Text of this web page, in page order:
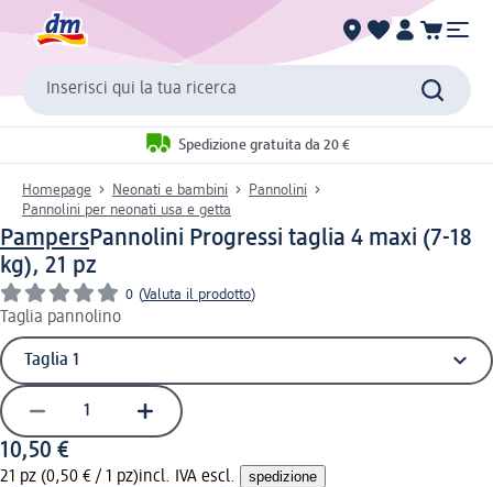
Inserisci qui la tua ricerca
Spedizione gratuita da 20 €
Homepage Neonati e bambini
Pannolini
Pannolini per neonati usa e getta
PampersPannolini Progressi taglia 4 maxi (7-18
kg), 21 pz
0 (Valuta il prodotto)
Taglia pannolino
10,50 €
21 pz (0,50 € / 1 pz)incl. IVA escl. spedizione